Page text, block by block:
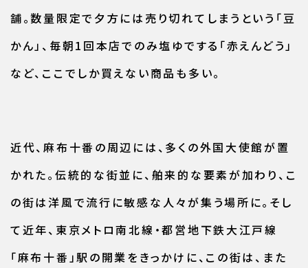
舗。数量限定で夕方には売り切れてしまうという「豆
かん」、毎朝1回本店でのみ塩ゆでする「赤えんどう」
など、ここでしか買えない商品も多い。
近代、麻布十番の周辺には、多くの外国大使館が置
かれた。伝統的な街並に、舶来的な要素が加わり、こ
の街は洋風で流行に敏感な人々が集う場所に。そし
て近年、東京メトロ南北線・都営地下鉄大江戸線
「麻布十番」駅の開業をきっかけに、この街は、また